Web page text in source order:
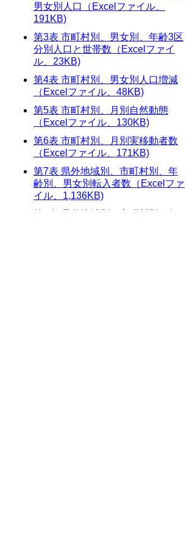
男女別人口（Excelファイル、
191KB)
第3表 市町村別、男女別、年齢3区
分別人口と世帯数（Excelファイ
ル、23KB)
第4表 市町村別、男女別人口増減
（Excelファイル、48KB)
第5表 市町村別、月別自然動態
（Excelファイル、130KB)
第6表 市町村別、月別実移動者数
（Excelファイル、171KB)
第7表 県外地域別、市町村別、年
齢別、男女別転入者数（Excelファ
イル、1,136KB)